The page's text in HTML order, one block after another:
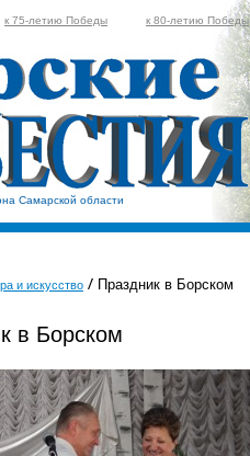
к 75-летию Победы к 80-летию Победы
Самарской области
и искусство Праздник в Борском
в Борском